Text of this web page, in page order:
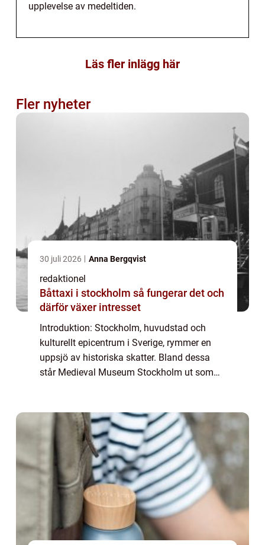
upplevelse av medeltiden.
Läs fler inlägg här
Fler nyheter
30 juli 2026 Anna Bergqvist
redaktionel
Båttaxi i stockholm så fungerar det och
därför växer intresset
Introduktion: Stockholm, huvudstad och
kulturellt epicentrum i Sverige, rymmer en
uppsjö av historiska skatter. Bland dessa
står Medieval Museum Stockholm ut som